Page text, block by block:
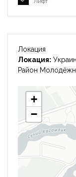
Локация
Локация:
Район
+
−